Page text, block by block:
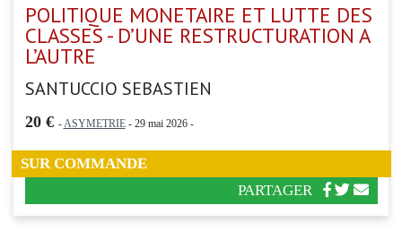
POLITIQUE MONETAIRE ET LUTTE DES
CLASSES - D’UNE RESTRUCTURATION A
L’AUTRE
SANTUCCIO SEBASTIEN
20 € -ASYMETRIE- 29 mai 2026 -
SUR COMMANDE
PARTAGER